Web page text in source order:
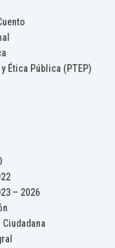
Ética Pública (PTEP)
– 2026